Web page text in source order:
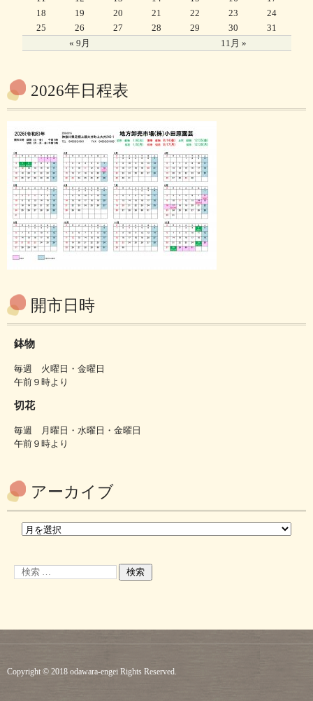
« 9月 11月 »
18
19 20 21 22 23
24
25
26 27 28 29 30 31
2026年日程表
開市日時
鉢物
毎週 火曜日・金曜日
午前９時より
切花
毎週 月曜日・水曜日・金曜日
午前９時より
アーカイブ
Copyright © 2018 odawara-engei Rights Reserved.